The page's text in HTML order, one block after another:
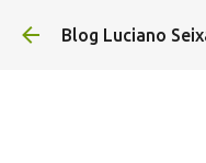
Pular
Blog Luciano